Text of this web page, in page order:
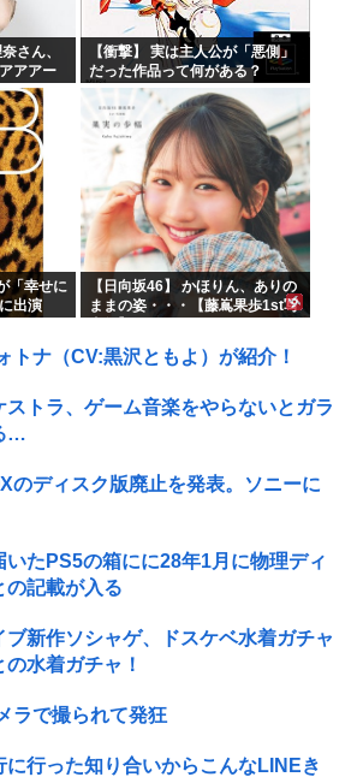
さん、
アアー
【衝撃】 実は主人公が「悪側」
だった作品って何がある？
「幸せに
出演
【日向坂46】 かほりん、ありの
ままの姿・・・【藤嶌果歩1st写
トナ（CV:黒沢ともよ）が紹介！
ストラ、ゲーム音楽をやらないとガラ
…
のディスク版廃止を発表。ソニーに
いたPS5の箱にに28年1月に物理ディ
の記載が入る
ブ新作ソシャゲ、ドスケベ水着ガチャ
水着ガチャ！
ラで撮られて発狂
に行った知り合いからこんなLINEき